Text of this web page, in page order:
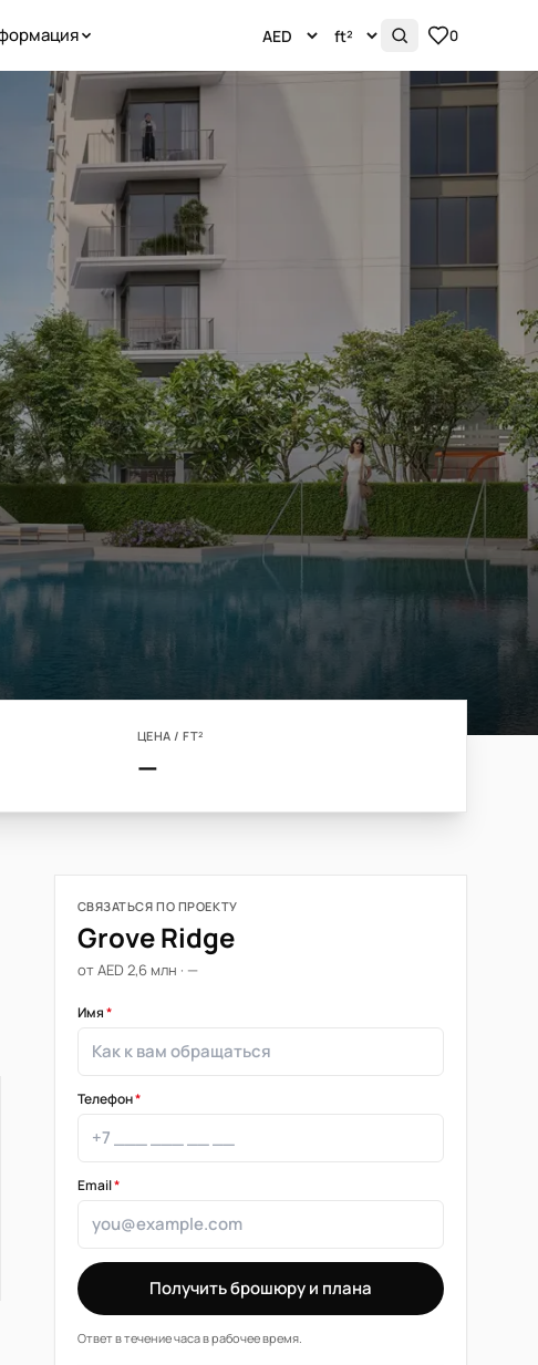
0
ЦЕНА / FT²
—
СВЯЗАТЬСЯ ПО ПРОЕКТУ
Grove Ridge
от AED 2,6 млн · —
Имя*
Телефон*
Email*
Получить брошюру и плана
Ответ в течение часа в рабочее время.